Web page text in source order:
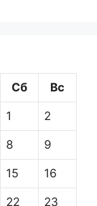
Сб Вс
1 2
8 9
15 16
22 23